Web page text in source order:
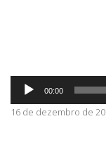
CONTATO
Tocador
áudio
00:00
16 de dezembro de